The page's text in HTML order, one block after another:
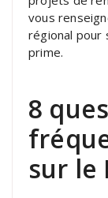
vous
régional pour
prime.
8
sur le